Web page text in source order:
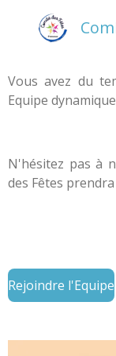
Passer
principal
Vous avez du
Equipe
N'hésitez pas à
des Fêtes
Rejoindre l'Equipe